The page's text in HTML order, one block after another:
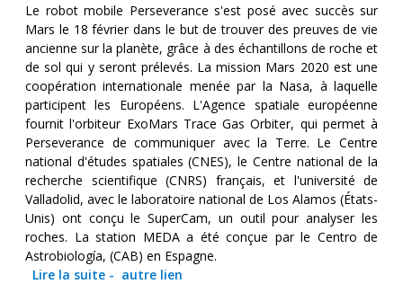
Le robot mobile Perseverance s'est posé avec succès sur
Mars le 18 février dans le but de trouver des preuves de vie
ancienne sur la planète, grâce à des échantillons de roche et
de sol qui y seront prélevés. La mission Mars 2020 est une
coopération internationale menée par la Nasa, à laquelle
participent les Européens. L'Agence spatiale européenne
fournit l'orbiteur ExoMars Trace Gas Orbiter, qui permet à
Perseverance de communiquer avec la Terre. Le Centre
national d'études spatiales (CNES), le Centre national de la
recherche scientifique (CNRS) français, et l'université de
Valladolid, avec le laboratoire national de Los Alamos (États-
Unis) ont conçu le SuperCam, un outil pour analyser les
roches. La station MEDA a été conçue par le Centro de
Astrobiología, (CAB) en Espagne.
Lire la suite - autre lien